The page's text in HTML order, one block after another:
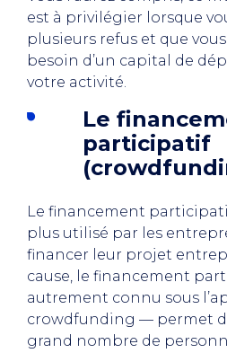
est à privilégier lorsque
plusieurs refus et que
besoin d’un capital de
votre activité.
Le
participatif
Le financement
plus utilisé par les
financer leur projet
cause, le financement
autrement connu sous
crowdfunding — permet
grand nombre de